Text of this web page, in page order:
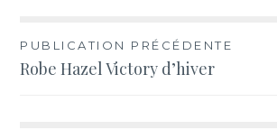
Navigation
de
PUBLICATION PRÉCÉDENTE
Robe Hazel Victory d’hiver